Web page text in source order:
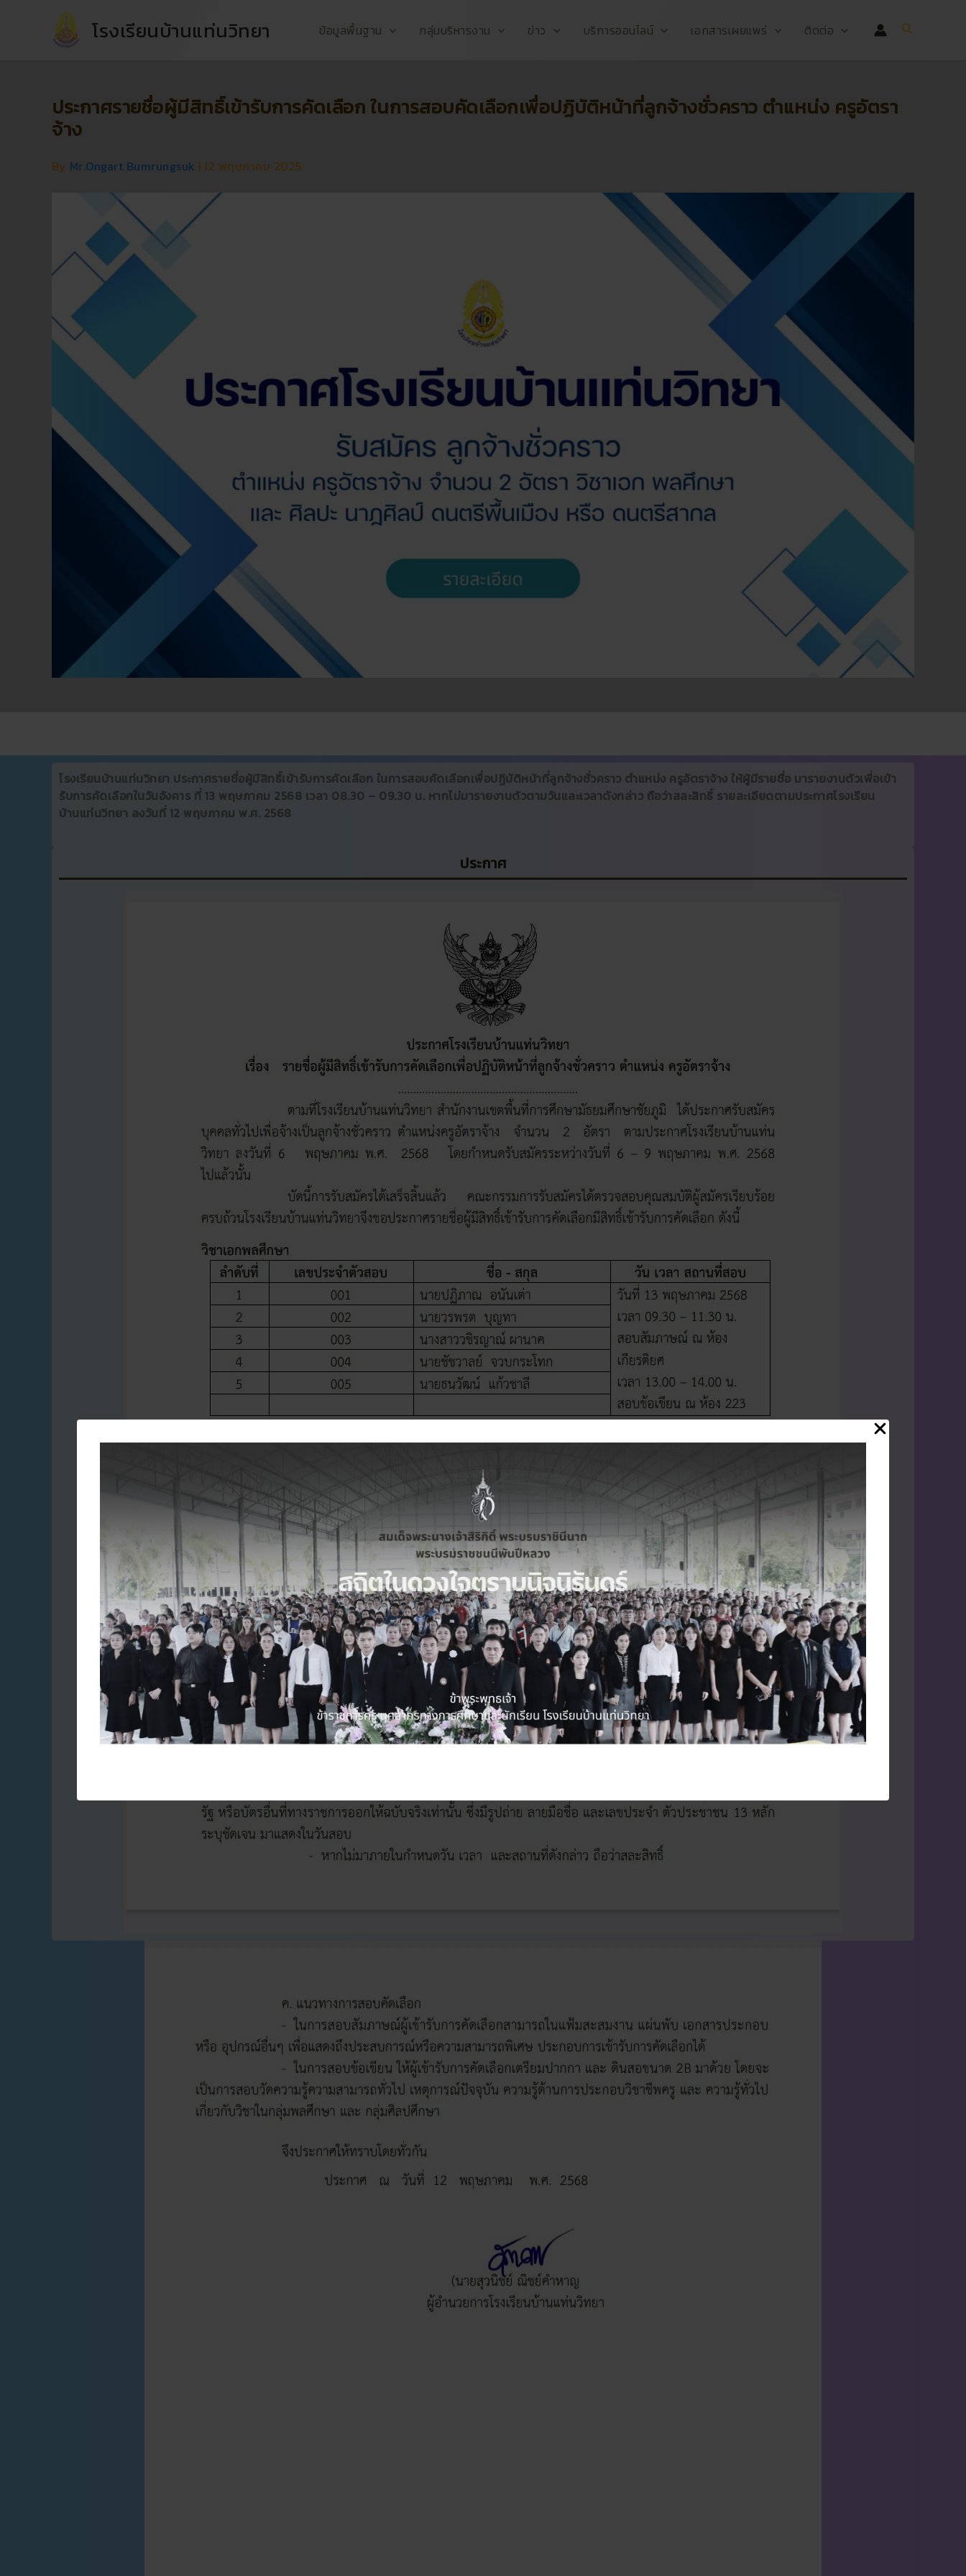
โรงเรียนบ้านแท่นวิทยา ข้อมูลพื้นฐาน กลุ่มบริหารงาน ข่าว บริการออนไลน์ เอกสารเผยแพร่ ติดต่อ Search
ประกาศรายชื่อผู้มีสิทธิ์เข้ารับการคัดเลือก ในการสอบคัดเลือกเพื่อปฏิบัติหน้าที่ลูกจ้างชั่วคราว ตำแหน่ง ครูอัตรา
จ้าง
By Mr.Ongart Bumrungsuk | 12 พฤษภาคม 2025
โรงเรียนบ้านแท่นวิทยา ประกาศรายชื่อผู้มีสิทธิ์เข้ารับการคัดเลือก ในการสอบคัดเลือกเพื่อปฏิบัติหน้าที่ลูกจ้างชั่วคราว ตำแหน่ง ครูอัตราจ้าง ให้ผู้มีรายชื่อ มารายงานตัวเพื่อเข้า
รับการคัดเลือกในวันอังคาร ที่ 13 พฤษภาคม 2568 เวลา 08.30 – 09.30 น. หากไม่มารายงานตัวตามวันและเวลาดังกล่าว ถือว่าสละสิทธิ์ รายละเอียดตามประกาศโรงเรียน
บ้านแท่นวิทยา ลงวันที่ 12 พฤษภาคม พ.ศ. 2568
ประกาศ